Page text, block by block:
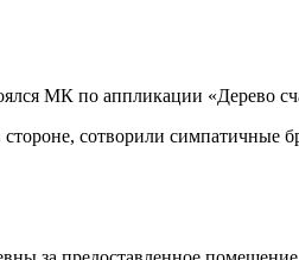
МК по аппликации «Дерево
сотворили симпатичные